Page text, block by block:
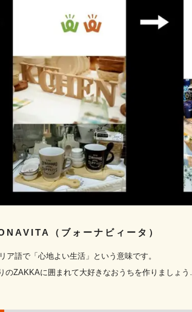
（ブォーナビィータ）
ア語で「心地よい生活」という意味です。
のZAKKAに囲まれて大好きなおうちを作りましょう…